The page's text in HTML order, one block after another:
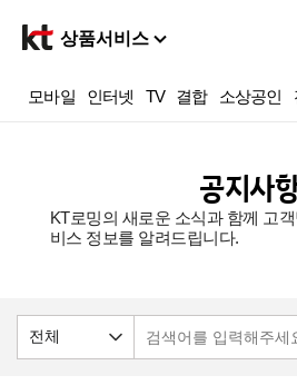
상품서비스
혜택
고객지원
모바일 인터넷 TV 결합 소상공인
공지사
KT로밍의 새로운 소식과 함께 고
비스 정보를 알려드립니다.